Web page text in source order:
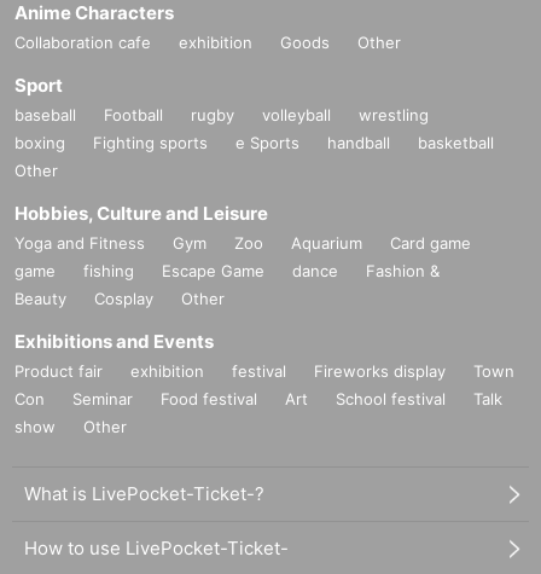
Anime Characters
Collaboration cafe exhibition Goods Other
Sport
baseball Football rugby volleyball
wrestling
boxing
Fighting sports e Sports handball
basketball
Other
Hobbies, Culture and Leisure
Yoga and Fitness Gym Zoo Aquarium
Card game
game
fishing Escape Game dance
Fashion &
Beauty
Cosplay Other
Exhibitions and Events
Product fair exhibition festival Fireworks display
Town
Con
Seminar Food festival Art School festival
Talk
show
Other
What is LivePocket-Ticket-?
How to use LivePocket-Ticket-